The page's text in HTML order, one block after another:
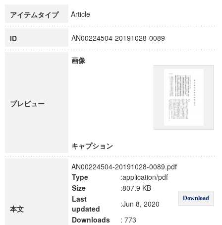
博士課程教育リーディングプログラム「超成熟社会発展のサ
アイテムタイプ Article
ID AN00224504-20191028-0089
プレビュー
画像
キャプション
本文
AN00224504-20191028-0089.pdf
Type
:application/pdf
Download
Size
:807.9 KB
Last
updated
:Jun 8, 2020
Downloads
: 773